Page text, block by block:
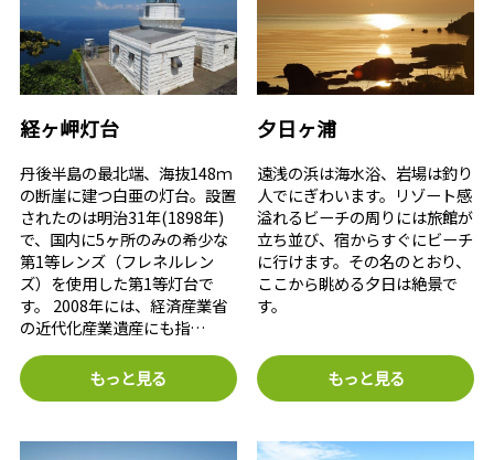
経ヶ岬灯台
丹後半島の最北端、海抜148ｍ
の断崖に建つ白亜の灯台。設置
されたのは明治31年(1898年)
で、国内に5ヶ所のみの希少な
第1等レンズ（フレネルレン
ズ）を使用した第1等灯台で
す。 2008年には、経済産業省
の近代化産業遺産にも指…
もっと見る
夕日ヶ浦
遠浅の浜は海水浴、岩場は釣り
人でにぎわいます。リゾート感
溢れるビーチの周りには旅館が
立ち並び、宿からすぐにビーチ
に行けます。その名のとおり、
ここから眺める夕日は絶景で
す。
もっと見る